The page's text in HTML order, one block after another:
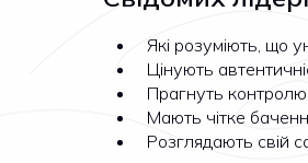
Які розуміють, що
Цінують
Прагнуть
Мають чітке
Розглядають свій